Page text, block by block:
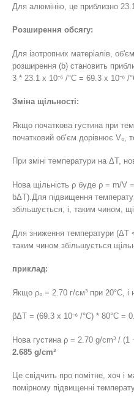
Для алюмінію, це приблизно 23.1
Розширення обсягу:
Для ізотропних матеріалів,
розширення (b) становить
3 * 23.1 x 10⁻⁶ /°C = 69.3 x 10⁻⁶ /
Зміна щільності:
Якщо початкова густина при
початковий об’єм дорівнює V₀,
При зміні температури на ΔТ,
Нова щільність ρ буде ρ = m/V
bΔT).Для підвищення
збільшується, і, таким чином,
Для зниження температури (ΔT
таким чином збільшується
приклад:
Якщо ρ₀ = 2.70 г/см³ при 20°C, і
βΔT = (69.3 x 10⁻⁶ /°C) * 80°C =
Нова густина ρ = 2.70 g/cm³ /
2.685 g/cm³
Це свідчить про помітне, хоч і
помірному підвищенні